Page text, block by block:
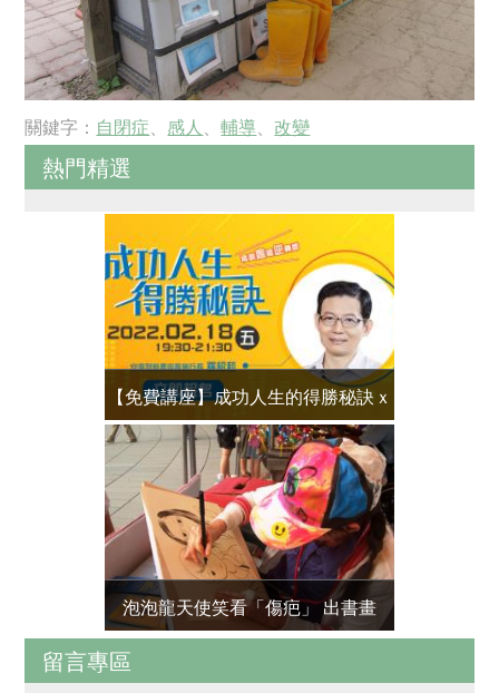
關鍵字： 自閉症、 感人 、輔導、改變
熱門精選
【免費講座】成功人生的得勝秘訣ｘ
羅紹和
泡泡龍天使笑看「傷疤」 出書畫
留言專區